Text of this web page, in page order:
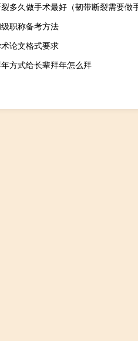
多久做手术最好（韧带断裂需要做
职称备考方法
论文格式要求
方式给长辈拜年怎么拜